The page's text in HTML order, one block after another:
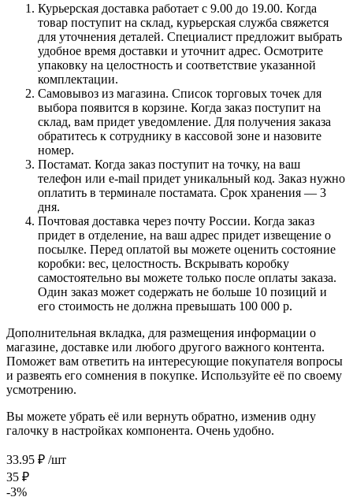
Курьерская доставка работает с 9.00 до 19.00. Когда
товар поступит на склад, курьерская служба свяжется
для уточнения деталей. Специалист предложит выбрать
удобное время доставки и уточнит адрес. Осмотрите
упаковку на целостность и соответствие указанной
комплектации.
Самовывоз из магазина. Список торговых точек для
выбора появится в корзине. Когда заказ поступит на
склад, вам придет уведомление. Для получения заказа
обратитесь к сотруднику в кассовой зоне и назовите
номер.
Постамат. Когда заказ поступит на точку, на ваш
телефон или e-mail придет уникальный код. Заказ нужно
оплатить в терминале постамата. Срок хранения — 3
дня.
Почтовая доставка через почту России. Когда заказ
придет в отделение, на ваш адрес придет извещение о
посылке. Перед оплатой вы можете оценить состояние
коробки: вес, целостность. Вскрывать коробку
самостоятельно вы можете только после оплаты заказа.
Один заказ может содержать не больше 10 позиций и
его стоимость не должна превышать 100 000 р.
Дополнительная вкладка, для размещения информации о
магазине, доставке или любого другого важного контента.
Поможет вам ответить на интересующие покупателя вопросы
и развеять его сомнения в покупке. Используйте её по своему
усмотрению.
Вы можете убрать её или вернуть обратно, изменив одну
галочку в настройках компонента. Очень удобно.
33.95 ₽ /шт
35 ₽
-3%